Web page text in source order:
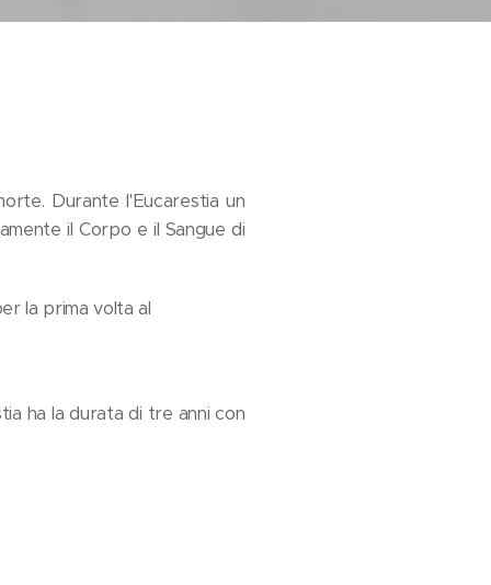
Durante l'Eucarestia un
il Corpo e il Sangue di
la prima volta al
ha la durata di tre anni con